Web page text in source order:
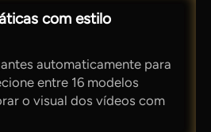
com estilo
automaticamente para
entre 16 modelos
o visual dos vídeos com